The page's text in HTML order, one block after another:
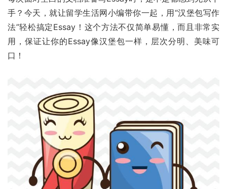
手？今天，就让留学生活网小编带你一起，用“汉堡包写作
法”轻松搞定Essay！这个方法不仅简单易懂，而且非常实
用，保证让你的Essay像汉堡包一样，层次分明、美味可
口！